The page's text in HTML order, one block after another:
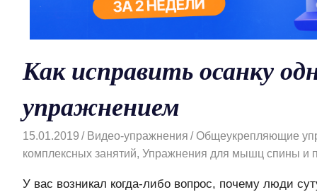
Как исправить осанку
упражнением
15.01.2019 Видео-упражнения
Общеукрепляющие
комплексных занятий, Упражнения для мышц спины и
У вас возникал когда-либо вопрос, почему люди